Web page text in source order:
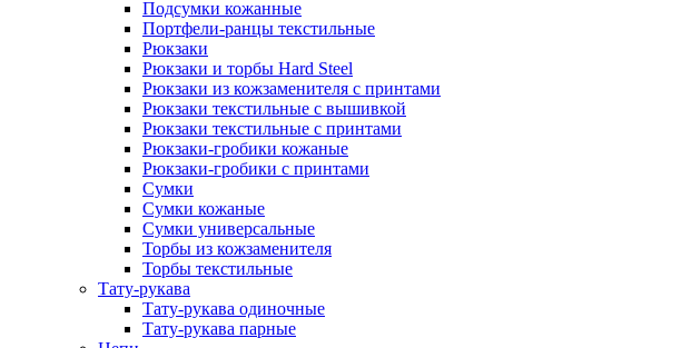
Подсумки кожанные
Портфели-ранцы текстильные
Рюкзаки
Рюкзаки и торбы Hard Steel
Рюкзаки из кожзаменителя с принтами
Рюкзаки текстильные с вышивкой
Рюкзаки текстильные с принтами
Рюкзаки-гробики кожаные
Рюкзаки-гробики с принтами
Сумки
Сумки кожаные
Сумки универсальные
Торбы из кожзаменителя
Торбы текстильные
Тату-рукава
Тату-рукава одиночные
Тату-рукава парные